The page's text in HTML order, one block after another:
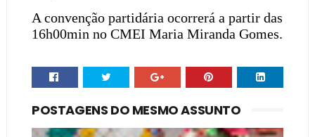
A convenção partidária ocorrerá a partir das
16h00min no CMEI Maria Miranda Gomes.
POSTAGENS DO MESMO ASSUNTO